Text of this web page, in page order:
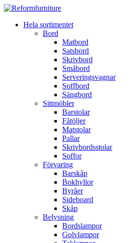
Hela sortimentet
Bord
Matbord
Satsbord
Skrivbord
Småbord
Serveringsvagnar
Soffbord
Sängbord
Sittmöbler
Barstolar
Fåtöljer
Matstolar
Pallar
Skrivbordsstolar
Soffor
Förvaring
Barskåp
Bokhyllor
Byråer
Sideboard
Skåp
Belysning
Bordslampor
Golvlampor